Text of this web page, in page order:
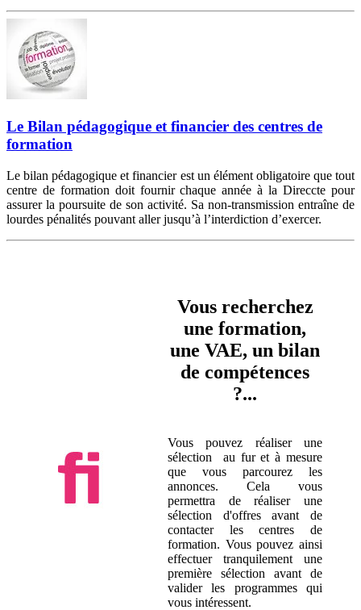
Le Bilan pédagogique et financier des centres de
formation
Le bilan pédagogique et financier est un élément obligatoire que tout
centre de formation doit fournir chaque année à la Direccte pour
assurer la poursuite de son activité. Sa non-transmission entraîne de
lourdes pénalités pouvant aller jusqu’à l’interdiction d’exercer.
Vous recherchez
une formation,
une VAE, un bilan
de compétences
?...
Vous pouvez réaliser une
sélection au fur et à mesure
que vous parcourez les
annonces. Cela vous
permettra de réaliser une
sélection d'offres avant de
contacter les centres de
formation. Vous pouvez ainsi
effectuer tranquilement une
première sélection avant de
valider les programmes qui
vous intéressent.